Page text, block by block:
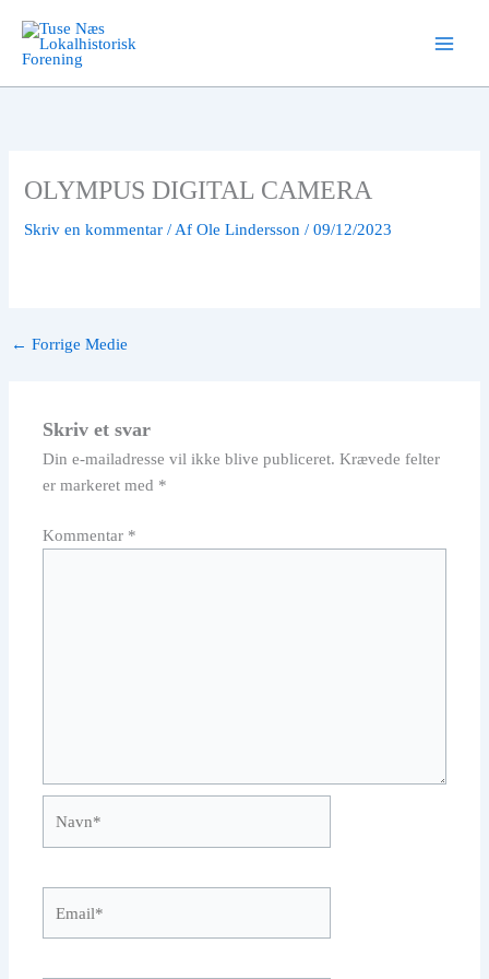
indholdet
OLYMPUS DIGITAL CAMERA
Skriv en kommentar / AfOle Lindersson/09/12/2023
← Forrige Medie
Skriv et svar
Din e-mailadresse vil ikke blive publiceret. Krævede felter
er markeret med *
Kommentar *